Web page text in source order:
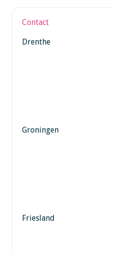
Contact
Drenthe
Groningen
Friesland